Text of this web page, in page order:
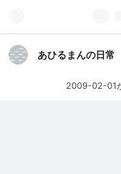
あひるまんの日常
2009-02-01